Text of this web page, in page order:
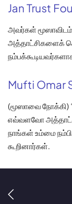
Jan Trust
அவர்கள்
அத்தாட்சிகளைக்
Mufti Omar
(மூஸாவை நோக்கி)
எவ்வளவோ
நாங்கள் உம்மை
கூறினார்கள்.